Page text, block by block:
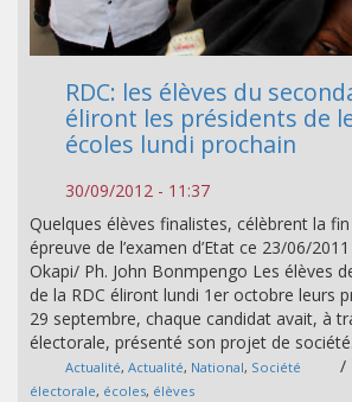
RDC: les élèves du
éliront les présidents de
écoles lundi prochain
30/09/2012 - 11:37
Quelques élèves finalistes, célèbrent la
épreuve de l’examen d’Etat ce 23/06/
Okapi/ Ph. John Bonmpengo Les élèves
de la RDC éliront lundi 1er octobre leurs
29 septembre, chaque candidat avait, à
électorale, présenté son projet de société.
Actualité, Actualité, National, Société /
électorale, écoles, élèves